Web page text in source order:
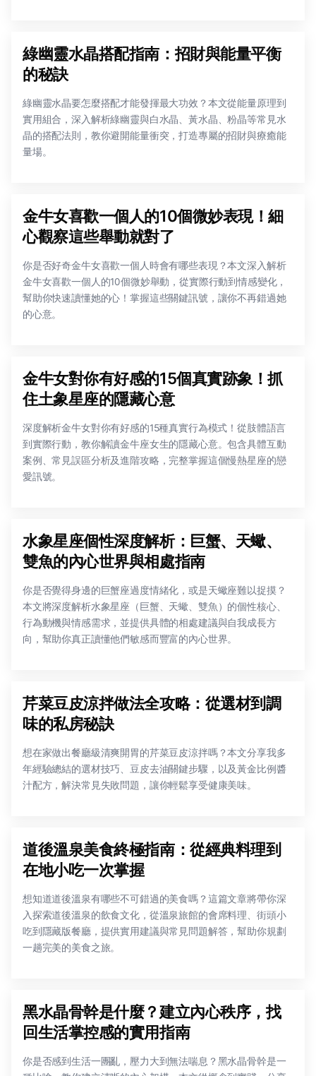
綠幽靈水晶搭配指南：招財與能量平衡
的秘訣
綠幽靈水晶要怎麼搭配才能發揮最大功效？本文從能量原理到
實用組合，深入解析綠幽靈與白水晶、黃水晶、粉晶等常見水
晶的搭配法則，教你避開能量衝突，打造專屬的招財與療癒能
量場。
金牛女喜歡一個人的10個微妙表現！細
心觀察這些舉動就對了
你是否好奇金牛女喜歡一個人時會有哪些表現？本文深入解析
金牛女喜歡一個人的10個微妙舉動，從實際行動到情感變化，
幫助你快速讀懂她的心！掌握這些關鍵訊號，讓你不再錯過她
的心意。
金牛女對你有好感的15個真實跡象！抓
住土象星座的隱藏心意
深度解析金牛女對你有好感的15種真實行為模式！從肢體語言
到實際行動，教你解讀金牛座女生的隱藏心意。包含具體互動
案例、常見誤區分析及進階攻略，完整掌握這個慢熱星座的戀
愛訊號。
水象星座個性深度解析：巨蟹、天蠍、
雙魚的內心世界與相處指南
你是否覺得身邊的巨蟹座過度情緒化，或是天蠍座難以捉摸？
本文將深度解析水象星座（巨蟹、天蠍、雙魚）的個性核心、
行為動機與情感需求，並提供具體的相處建議與自我成長方
向，幫助你真正讀懂他們敏感而豐富的內心世界。
芹菜豆皮涼拌做法全攻略：從選材到調
味的私房秘訣
想在家做出餐廳級清爽開胃的芹菜豆皮涼拌嗎？本文分享我多
年經驗總結的選材技巧、豆皮去油關鍵步驟，以及黃金比例醬
汁配方，解決常見失敗問題，讓你輕鬆享受健康美味。
道後溫泉美食終極指南：從經典料理到
在地小吃一次掌握
想知道道後溫泉有哪些不可錯過的美食嗎？這篇文章將帶你深
入探索道後溫泉的飲食文化，從溫泉旅館的會席料理、街頭小
吃到隱藏版餐廳，提供實用建議與常見問題解答，幫助你規劃
一趟完美的美食之旅。
黑水晶骨幹是什麼？建立內心秩序，找
回生活掌控感的實用指南
你是否感到生活一團亂，壓力大到無法喘息？黑水晶骨幹是一